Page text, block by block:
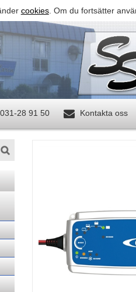
cookies. Om du fortsätter
031-28 91 50 Kontakta oss